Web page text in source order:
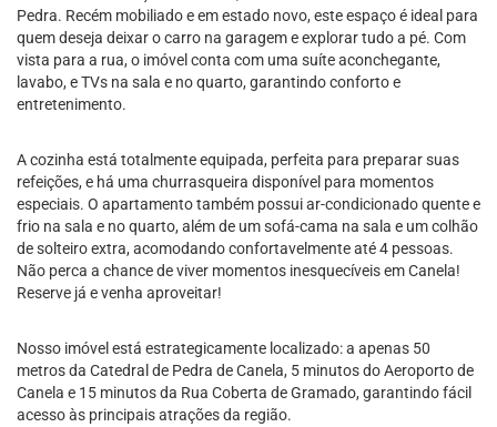
Pedra. Recém mobiliado e em estado novo, este espaço é ideal para
quem deseja deixar o carro na garagem e explorar tudo a pé. Com
vista para a rua, o imóvel conta com uma suíte aconchegante,
lavabo, e TVs na sala e no quarto, garantindo conforto e
entretenimento.
A cozinha está totalmente equipada, perfeita para preparar suas
refeições, e há uma churrasqueira disponível para momentos
especiais. O apartamento também possui ar-condicionado quente e
frio na sala e no quarto, além de um sofá-cama na sala e um colhão
de solteiro extra, acomodando confortavelmente até 4 pessoas.
Não perca a chance de viver momentos inesquecíveis em Canela!
Reserve já e venha aproveitar!
Nosso imóvel está estrategicamente localizado: a apenas 50
metros da Catedral de Pedra de Canela, 5 minutos do Aeroporto de
Canela e 15 minutos da Rua Coberta de Gramado, garantindo fácil
acesso às principais atrações da região.